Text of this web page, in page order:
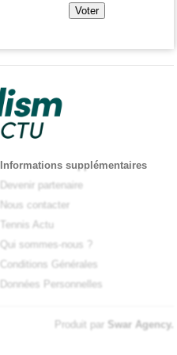
Informations supplémentaires
Devenir partenaire
Nous contacter
Tennis Actu
Qui sommes-nous ?
Conditions Générales
Données Personnelles
Produit par Swar Agency.